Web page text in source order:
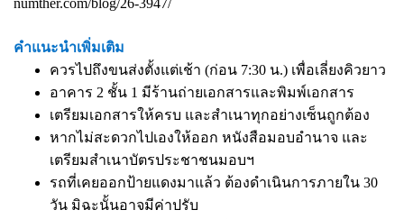
numther.com/blog/26-3947/
คำแนะนำเพิ่มเติม
ควรไปถึงขนส่งตั้งแต่เช้า (ก่อน 7:30 น.) เพื่อเลี่ยงคิวยาว
อาคาร 2 ชั้น 1 มีร้านถ่ายเอกสารและพิมพ์เอกสาร
เตรียมเอกสารให้ครบ และสำเนาทุกอย่างเซ็นถูกต้อง
หากไม่สะดวกไปเองให้ออก หนังสือมอบอำนาจ และ
เตรียมสำเนาบัตรประชาชนมอบฯ
รถที่เคยออกป้ายแดงมาแล้ว ต้องดำเนินการภายใน 30
วัน มิฉะนั้นอาจมีค่าปรับ